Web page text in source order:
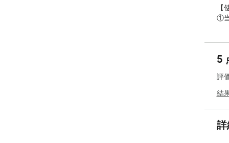
【
①
ム
【
本
選
を
へ
な
5
評
結